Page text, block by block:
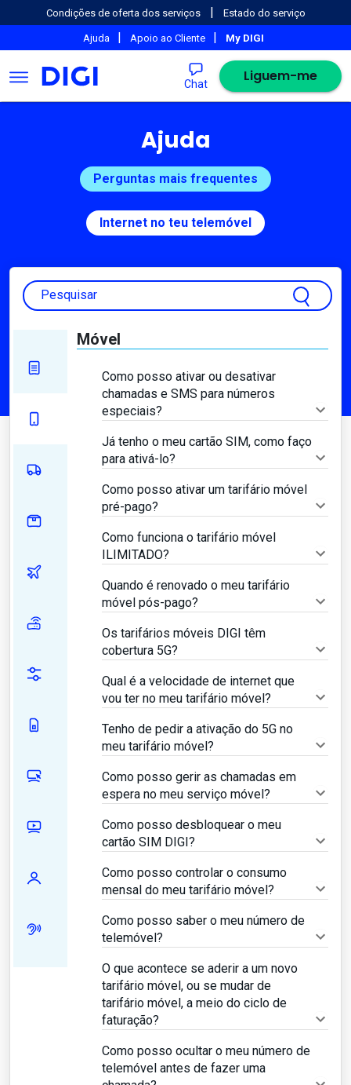
Condições de oferta dos serviços | Estado do serviço
Ajuda | Apoio ao Cliente | My DIGI
Chat Liguem-me
Ajuda
Perguntas mais frequentes
Internet no teu telemóvel
Pesquisar
Móvel
Como posso ativar ou desativar
chamadas e SMS para números
especiais?
Já tenho o meu cartão SIM, como faço
para ativá-lo?
Como posso ativar um tarifário móvel
pré-pago?
Como funciona o tarifário móvel
ILIMITADO?
Quando é renovado o meu tarifário
móvel pós-pago?
Os tarifários móveis DIGI têm
cobertura 5G?
Qual é a velocidade de internet que
vou ter no meu tarifário móvel?
Tenho de pedir a ativação do 5G no
meu tarifário móvel?
Como posso gerir as chamadas em
espera no meu serviço móvel?
Como posso desbloquear o meu
cartão SIM DIGI?
Como posso controlar o consumo
mensal do meu tarifário móvel?
Como posso saber o meu número de
telemóvel?
O que acontece se aderir a um novo
tarifário móvel, ou se mudar de
tarifário móvel, a meio do ciclo de
faturação?
Como posso ocultar o meu número de
telemóvel antes de fazer uma